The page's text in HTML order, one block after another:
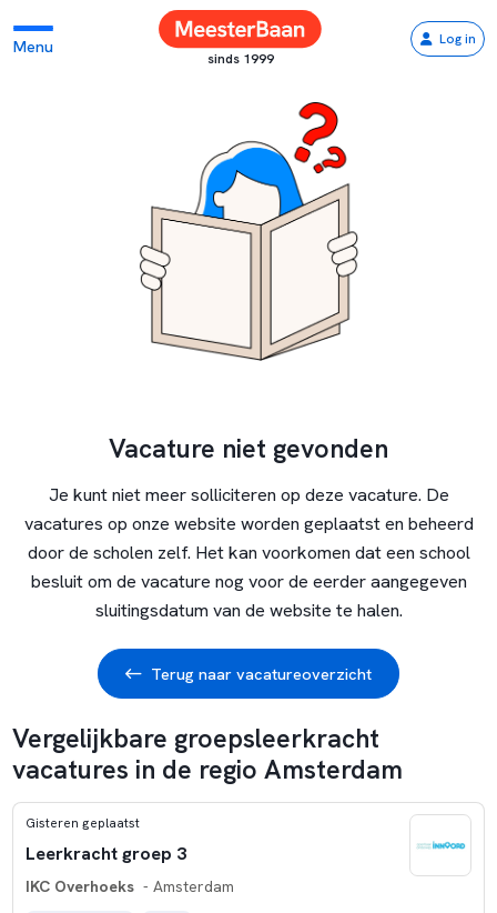
Menu
sinds 1999
Log in
Vacature niet gevonden
Je kunt niet meer solliciteren op deze vacature. De
vacatures op onze website worden geplaatst en beheerd
door de scholen zelf. Het kan voorkomen dat een school
besluit om de vacature nog voor de eerder aangegeven
sluitingsdatum van de website te halen.
Terug naar vacatureoverzicht
Vergelijkbare groepsleerkracht
vacatures in de regio Amsterdam
Gisteren geplaatst
Leerkracht groep 3
IKC Overhoeks - Amsterdam